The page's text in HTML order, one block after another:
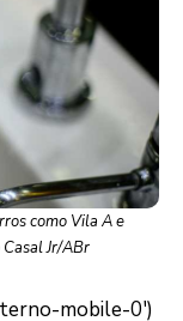
como Vila A e
Jr/ABr